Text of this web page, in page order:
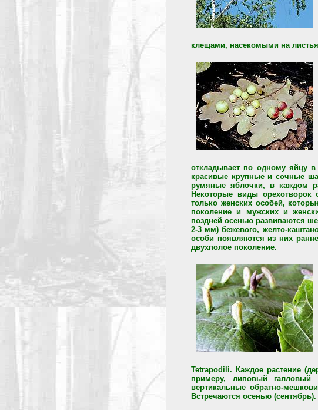
клещами, насекомыми на
откладывает по одному яйцу в
красивые крупные и сочные
румяные яблочки, в каждом
Некоторые виды
только женских особей,
поколение и мужских и
поздней осенью развиваются
2-3 мм) бежевого, желто-
особи появляются из них
двухполое поколение.
Tetrapodili. Каждое растение
примеру, липовый
вертикальные обратно-
Встречаются осенью (сентябрь).